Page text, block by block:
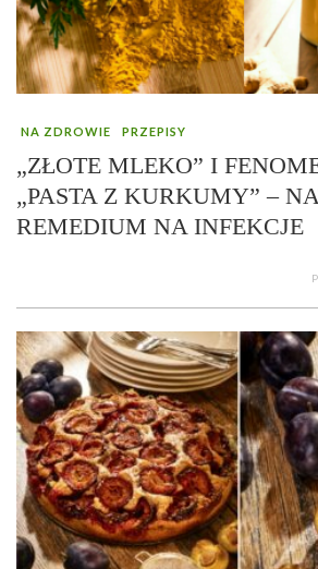
NA ZDROWIE PRZEPISY
„ZŁOTE MLEKO” I
„PASTA Z KURKUMY” –
REMEDIUM NA INFEKCJE